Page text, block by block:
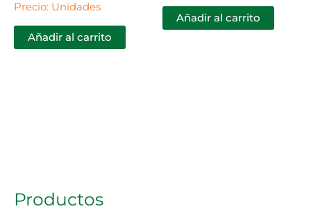
Productos
Precio: Unidades
Añadir al carrito
Añadir al carrito